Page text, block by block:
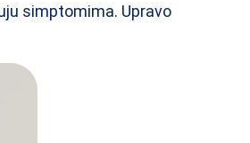
simptomima. Upravo